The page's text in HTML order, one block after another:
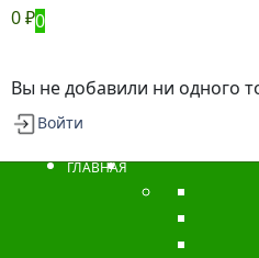
0₽0
Вы не добавили ни одного
Войти
ГЛАВНАЯ